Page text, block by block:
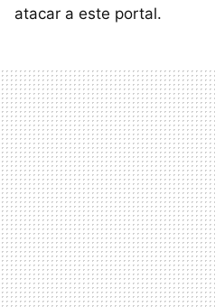
atacar a este portal.